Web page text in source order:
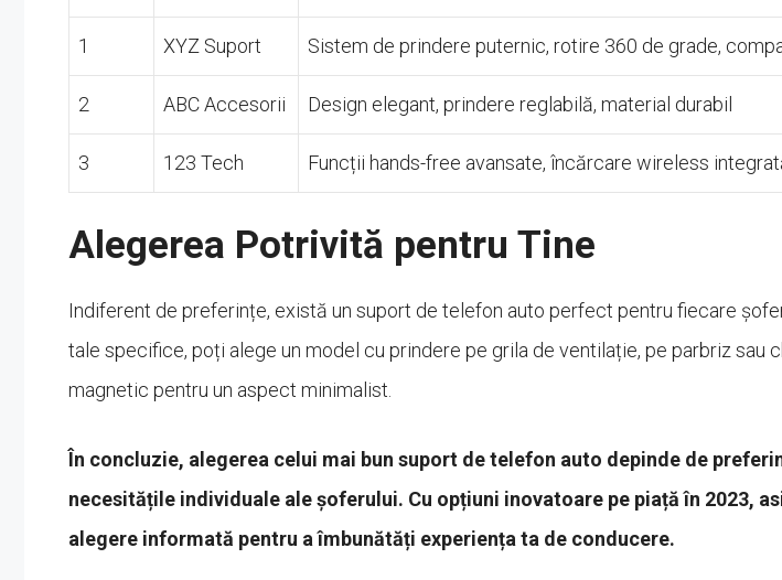
1 XYZ Suport Sistem de prindere puternic, rotire 360 de grade,
2 ABC Accesorii Design elegant, prindere reglabilă, material durabil
3 123 Tech Funcții hands-free avansate, încărcare wireless
Alegerea Potrivită pentru Tine
Indiferent de preferințe, există un suport de telefon auto perfect pentru fiecare
tale specifice, poți alege un model cu prindere pe grila de ventilație, pe parbriz sau
magnetic pentru un aspect minimalist.
În concluzie, alegerea celui mai bun suport de telefon auto depinde de
necesitățile individuale ale șoferului. Cu opțiuni inovatoare pe piață în 2023,
alegere informată pentru a îmbunătăți experiența ta de conducere.